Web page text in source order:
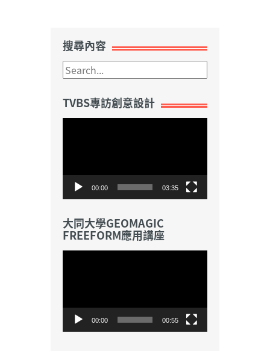
搜尋內容
TVBS專訪創意設計
00:00 03:35
大同大學GEOMAGIC
FREEFORM應用講座
00:00 00:55